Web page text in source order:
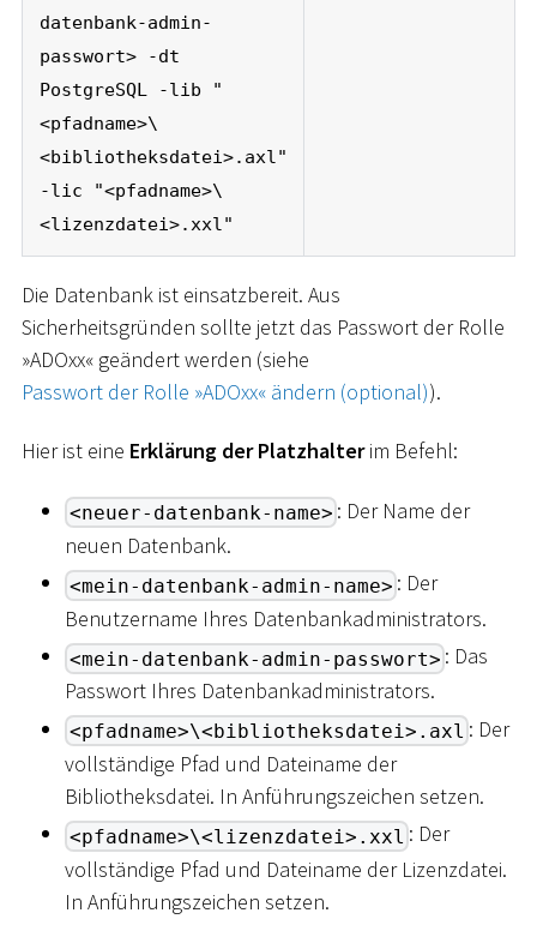
datenbank-admin-
passwort> -dt
PostgreSQL -lib "
<pfadname>\
<bibliotheksdatei>.axl"
-lic "<pfadname>\
<lizenzdatei>.xxl"
Die Datenbank ist einsatzbereit. Aus
Sicherheitsgründen sollte jetzt das Passwort der Rolle
»ADOxx« geändert werden (siehe
Passwort der Rolle »ADOxx« ändern (optional)).
Hier ist eine Erklärung der Platzhalterim Befehl:
<neuer-datenbank-name> : Der Name der
neuen Datenbank.
<mein-datenbank-admin-name> : Der
Benutzername Ihres Datenbankadministrators.
<mein-datenbank-admin-passwort> : Das
Passwort Ihres Datenbankadministrators.
<pfadname>\<bibliotheksdatei>.axl : Der
vollständige Pfad und Dateiname der
Bibliotheksdatei. In Anführungszeichen setzen.
<pfadname>\<lizenzdatei>.xxl : Der
vollständige Pfad und Dateiname der Lizenzdatei.
In Anführungszeichen setzen.